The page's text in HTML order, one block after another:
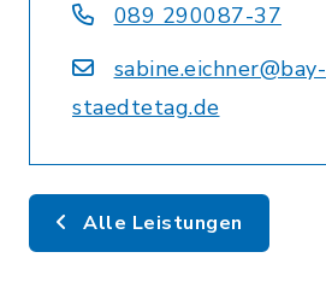
089 290087-37
sabine.eichner@bay-
staedtetag.de
Alle Leistungen